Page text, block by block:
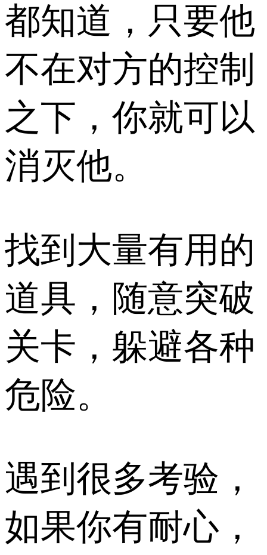
都知道，只要他
不在对方的控制
之下，你就可以
消灭他。
找到大量有用的
道具，随意突破
关卡，躲避各种
危险。
遇到很多考验，
如果你有耐心，